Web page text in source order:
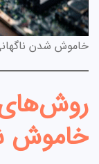
خاموش شدن
خاموش